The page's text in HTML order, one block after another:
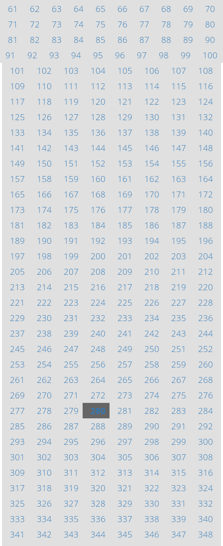
61
62 63 64 65 66 67 68 69
70
71
72 73 74 75 76 77 78 79
80
81
82 83 84 85 86 87 88 89
90
91
92 93 94 95 96 97 98 99
100
101
102 103 104 105 106 107
108
109
110 111 112 113 114 115
116
117
118 119 120 121 122 123
124
125
126 127 128 129 130 131
132
133
134 135 136 137 138 139
140
141
142 143 144 145 146 147
148
149
150 151 152 153 154 155
156
157
158 159 160 161 162 163
164
165
166 167 168 169 170 171
172
173
174 175 176 177 178 179
180
181
182 183 184 185 186 187
188
189
190 191 192 193 194 195
196
197
198 199 200 201 202 203
204
205
206 207 208 209 210 211
212
213
214 215 216 217 218 219
220
221
222 223 224 225 226 227
228
229
230 231 232 233 234 235
236
237
238 239 240 241 242 243
244
245
246 247 248 249 250 251
252
253
254 255 256 257 258 259
260
261
262 263 264 265 266 267
268
269
270 271 272 273 274 275
276
277
278 279 280 281 282 283
284
285
286 287 288 289 290 291
292
293
294 295 296 297 298 299
300
301
302 303 304 305 306 307
308
309
310 311 312 313 314 315
316
317
318 319 320 321 322 323
324
325
326 327 328 329 330 331
332
333
334 335 336 337 338 339
340
341
342 343 344 345 346 347
348